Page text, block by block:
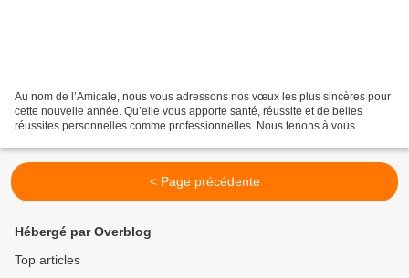
Au nom de l’Amicale, nous vous adressons nos vœux les plus sincères pour
cette nouvelle année. Qu’elle vous apporte santé, réussite et de belles
réussites personnelles comme professionnelles. Nous tenons à vous
< Page précédente
Hébergé par Overblog
Top articles